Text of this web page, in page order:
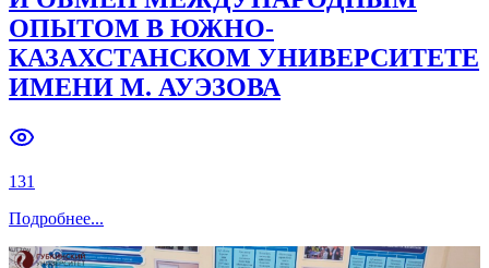
ОПЫТОМ В ЮЖНО-
КАЗАХСТАНСКОМ УНИВЕРСИТЕТЕ
ИМЕНИ М. АУЭЗОВА
131
Подробнее...